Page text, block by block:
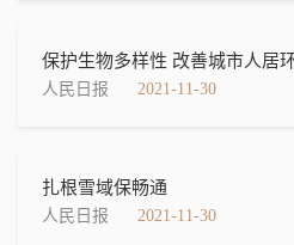
保护生物多样性 改善城市人居
人民日报 2021-11-30
扎根雪域保畅通
人民日报 2021-11-30